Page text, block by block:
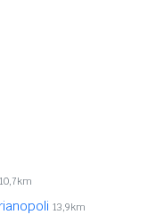
10,7km
13,9km